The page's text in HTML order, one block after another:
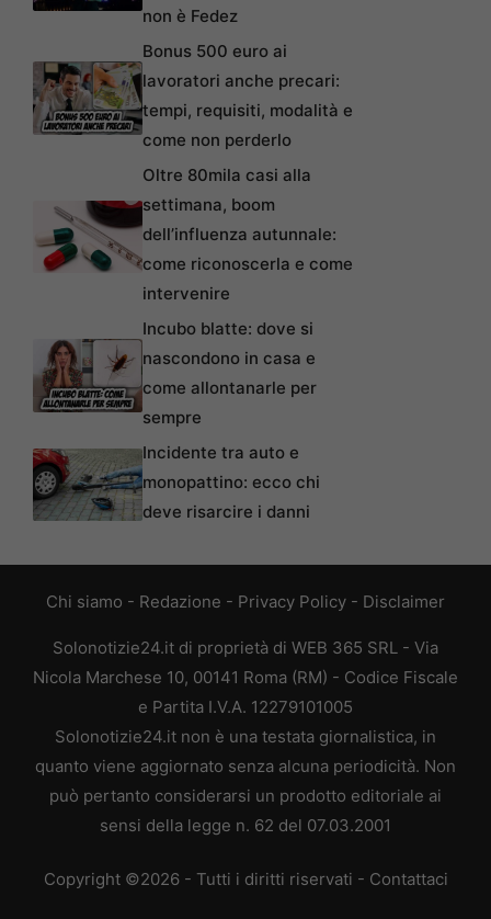
non è Fedez
Bonus 500 euro ai
lavoratori anche precari:
tempi, requisiti, modalità e
come non perderlo
Oltre 80mila casi alla
settimana, boom
dell’influenza autunnale:
come riconoscerla e come
intervenire
Incubo blatte: dove si
nascondono in casa e
come allontanarle per
sempre
Incidente tra auto e
monopattino: ecco chi
deve risarcire i danni
Chi siamo - Redazione - Privacy Policy - Disclaimer
Solonotizie24.it di proprietà di WEB 365 SRL - Via
Nicola Marchese 10, 00141 Roma (RM) - Codice Fiscale
e Partita I.V.A. 12279101005
Solonotizie24.it non è una testata giornalistica, in
quanto viene aggiornato senza alcuna periodicità. Non
può pertanto considerarsi un prodotto editoriale ai
sensi della legge n. 62 del 07.03.2001
Copyright ©2026 - Tutti i diritti riservati - Contattaci